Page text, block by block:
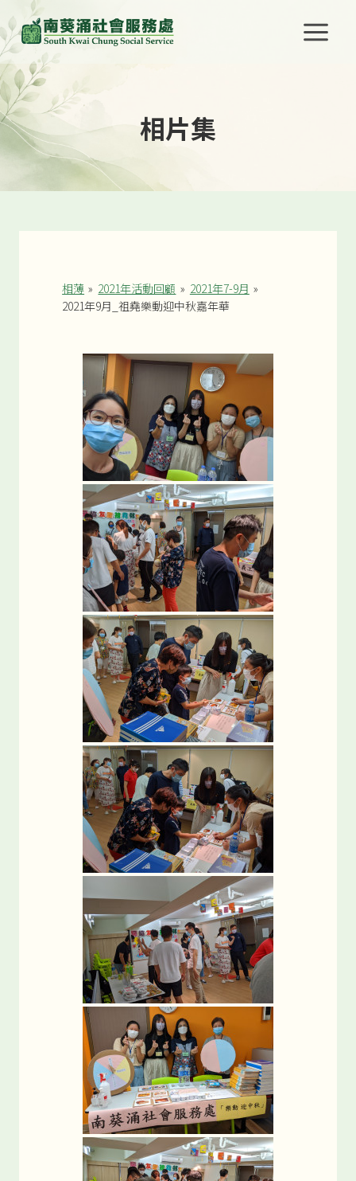
to
content
相片集
相薄 » 2021年活動回顧 » 2021年7-9月 »
2021年9月_祖堯樂動迎中秋嘉年華